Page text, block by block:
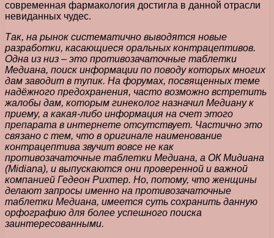
современная фармакология достигла в данной отрасли
невиданных чудес.
Так, на рынок систематично выводятся новые
разработки, касающиеся оральных контрацептивов.
Одна из низ – это противозачаточные таблетки
Медиана, поиск информации по поводу которых многих
дам заводит в тупик. На форумах, посвященных теме
надёжного предохранения, часто возможно встретить
жалобы дам, которым гинеколог назначил Медиану к
приему, а какая-либо информация на счет этого
препарата в интернете отсутствует. Частично это
связано с тем, что в оригинале наименование
контрацептива звучит вовсе не как
противозачаточные таблетки Медиана, а ОК Мидиана
(Midiana), и выпускаются они проверенной и важной
компанией Гедеон Рихтер. Но, потому, что женщины
делают запросы именно на противозачаточные
таблетки Медиана, имеется суть сохранить данную
орфографию для более успешного поиска
заинтересованными.